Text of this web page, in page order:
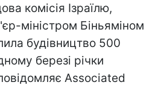
комісія Ізраїлю,
міністром Біньяміном
будівництво 500
березі річки
Associated